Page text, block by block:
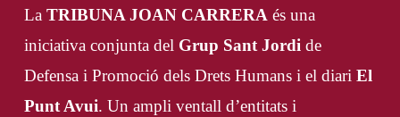
La TRIBUNA JOAN CARRERA és una
iniciativa conjunta del Grup Sant Jordi de
Defensa i Promoció dels Drets Humans i el diari El
Punt Avui. Un ampli ventall d’entitats i